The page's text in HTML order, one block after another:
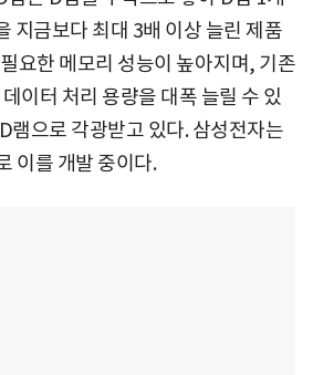
지금보다 최대 3배 이상 늘린 제품
요한 메모리 성능이 높아지며, 기존
이터 처리 용량을 대폭 늘릴 수 있
램으로 각광받고 있다. 삼성전자는
이를 개발 중이다.